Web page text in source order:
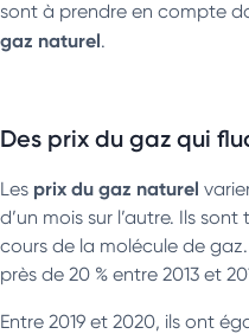
sont à prendre en compte
gaz naturel.
Des prix du gaz qui
Les prix du gaz naturel
d’un mois sur l’autre. Ils
cours de la molécule de
près de 20 % entre 2013 et
Entre 2019 et 2020, ils ont